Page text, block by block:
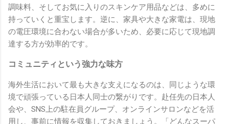
調味料、そしてお気に入りのスキンケア用品などは、多めに
持っていくと重宝します。逆に、家具や大きな家電は、現地
の電圧環境に合わない場合が多いため、必要に応じて現地調
達する方が効率的です。
コミュニティという強力な味方
海外生活において最も大きな支えになるのは、同じような環
境で頑張っている日本人同士の繋がりです。赴任先の日本人
会や、SNS上の駐在員グループ、オンラインサロンなどを活
用し、事前に情報を収集しておきましょう。「どんなスーパ